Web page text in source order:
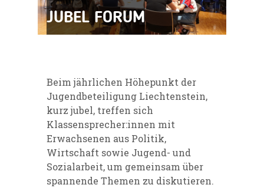
JUBEL FORUM
Beim jährlichen Höhepunkt der
Jugendbeteiligung Liechtenstein,
kurz jubel, treffen sich
Klassensprecher:innen mit
Erwachsenen aus Politik,
Wirtschaft sowie Jugend- und
Sozialarbeit, um gemeinsam über
spannende Themen zu diskutieren.